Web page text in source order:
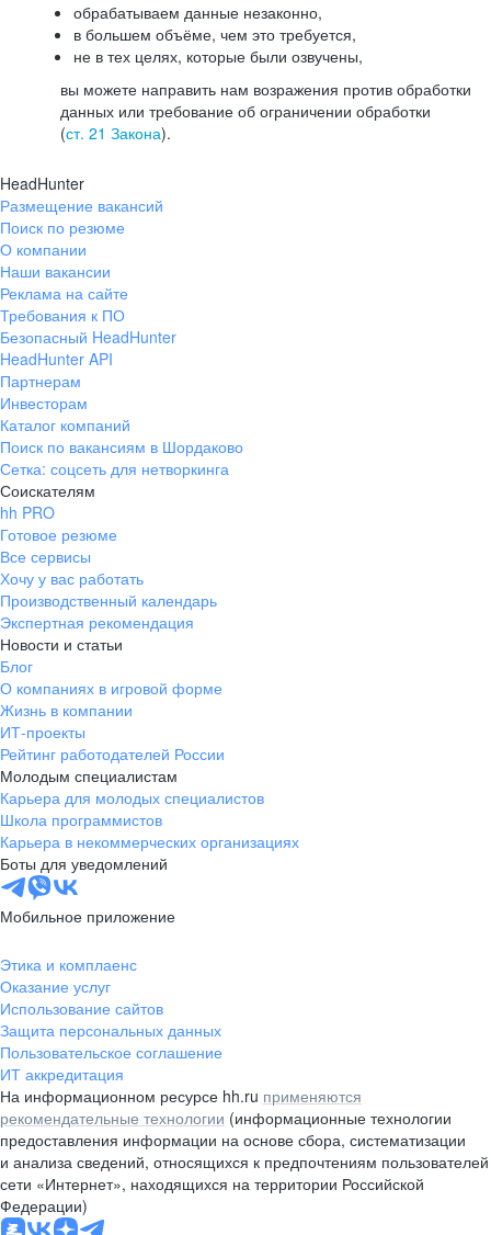
обрабатываем данные незаконно,
в большем объёме, чем это требуется,
не в тех целях, которые были озвучены,
вы можете направить нам возражения против обработки
данных или требование об ограничении обработки
(ст. 21 Закона).
HeadHunter
Размещение вакансий
Поиск по резюме
О компании
Наши вакансии
Реклама на сайте
Требования к ПО
Безопасный HeadHunter
HeadHunter API
Партнерам
Инвесторам
Каталог компаний
Поиск по вакансиям в Шордаково
Сетка: соцсеть для нетворкинга
Соискателям
hh PRO
Готовое резюме
Все сервисы
Хочу у вас работать
Производственный календарь
Экспертная рекомендация
Новости и статьи
Блог
О компаниях в игровой форме
Жизнь в компании
ИТ-проекты
Рейтинг работодателей России
Молодым специалистам
Карьера для молодых специалистов
Школа программистов
Карьера в некоммерческих организациях
Боты для уведомлений
Мобильное приложение
Этика и комплаенс
Оказание услуг
Использование сайтов
Защита персональных данных
Пользовательское соглашение
ИТ аккредитация
На информационном ресурсе hh.ru применяются
рекомендательные технологии (информационные технологии
предоставления информации на основе сбора, систематизации
и анализа сведений, относящихся к предпочтениям пользователей
сети «Интернет», находящихся на территории Российской
Федерации)